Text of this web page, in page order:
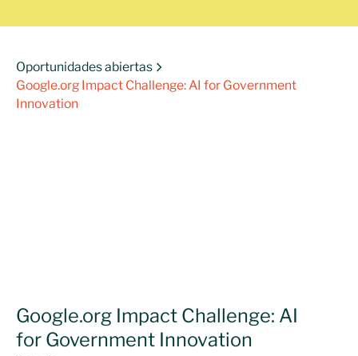
Oportunidades abiertas
Google.org Impact Challenge: AI for Government
Innovation
Google.org Impact Challenge: AI
for Government Innovation